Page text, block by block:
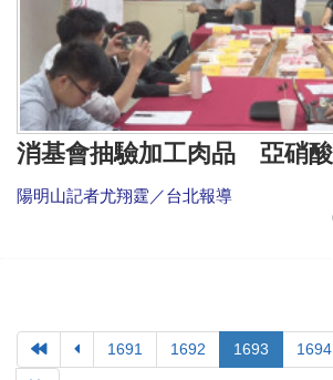
消基會抽驗加工肉品 亞硝
陽明山記者尤翔霆／台北報導
1691 1692 1693 1694